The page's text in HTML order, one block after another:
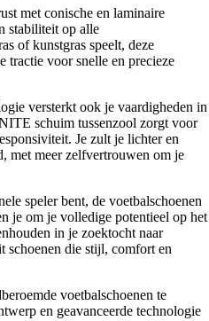
met conische en laminaire
stabiliteit op alle
of kunstgras speelt, deze
tractie voor snelle en precieze
versterkt ook je vaardigheden in
schuim tussenzool zorgt voor
Je zult je lichter en
met meer zelfvertrouwen om je
speler bent, de voetbalschoenen
je om je volledige potentieel op het
in je zoektocht naar
die stijl, comfort en
voetbalschoenen te
en geavanceerde technologie